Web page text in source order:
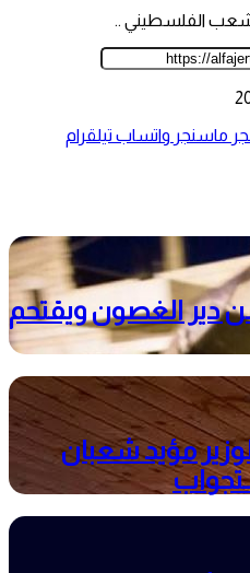
الفلسطيني ..
ماسنجر واتساب تيلقرام
دير الغصون ويقتحم
مؤيد شعبان